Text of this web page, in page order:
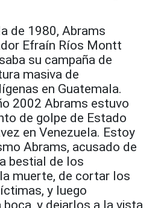
de 1980, Abrams
Efraín Ríos Montt
su campaña de
masiva de
en Guatemala.
2002 Abrams estuvo
de golpe de Estado
en Venezuela. Estoy
Abrams, acusado de
bestial de los
muerte, de cortar los
y luego
y dejarlos a la vista